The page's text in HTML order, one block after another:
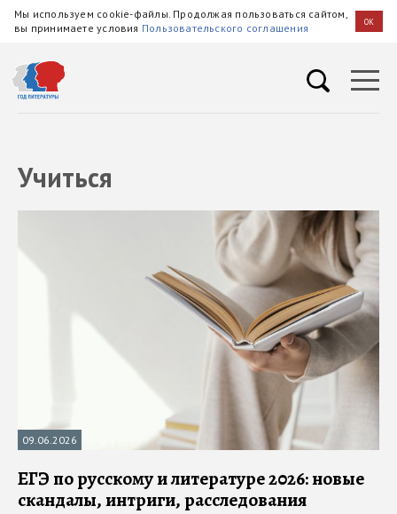
Мы используем cookie-файлы. Продолжая пользоваться сайтом,
вы принимаете условия Пользовательского соглашения OK
Учиться
09.06.2026
ЕГЭ по русскому и литературе 2026: новые
скандалы, интриги, расследования